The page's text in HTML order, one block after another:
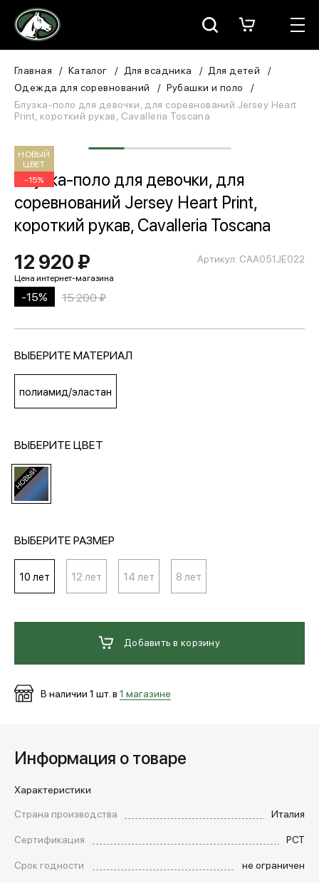
Москва
Для всадника
В конюшню
ЗООТОВАРЫ
Для собаки
Сувениры/Подарки
МЕДИА
ПОКУПАТЕЛЯМ
ОПЛАТА И ДОСТАВКА
Вход в личный кабинет
Главная Каталог Для всадника
Для детей
Одежда для соревнований
Рубашки и поло
Блузка-поло для девочки, для соревнований Jersey Heart
Print, короткий рукав, Cavalleria Toscana
НОВЫЙ
ЦВЕТ
-15%
Блузка-поло для девочки, для
соревнований Jersey Heart Print,
короткий рукав, Cavalleria Toscana
Артикул: CAA051JE022
12 920 ₽
-15% 15 200 ₽
ВЫБЕРИТЕ МАТЕРИАЛ
полиамид/эластан
ВЫБЕРИТЕ ЦВЕТ
ВЫБЕРИТЕ РАЗМЕР
10 лет 12 лет 14 лет 8 лет
Добавить в корзину
В наличии 1 шт. в 1 магазине
Информация о товаре
Характеристики
Страна производства
Италия
Сертификация
РСТ
Срок годности
не ограничен